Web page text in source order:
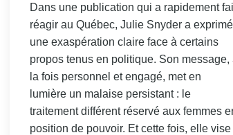
Dans une publication qui a rapidement
réagir au Québec, Julie Snyder a exprimé
une exaspération claire face à certains
propos tenus en politique. Son message,
la fois personnel et engagé, met en
lumière un malaise persistant : le
traitement différent réservé aux femmes
position de pouvoir. Et cette fois, elle vise